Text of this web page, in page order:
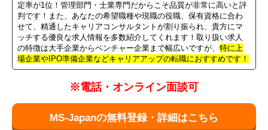
定率が1位！管理部門・士業専門だからこそ品質が非常に高いと評
判です！また、あなたの希望職種や現職の役職、保有資格に合わ
せて、精通したキャリアコンサルタントが割り振られ、貴方にマ
ッチする優良な求人情報を多数紹介してくれます！取り扱い求人
の特徴は大手企業からベンチャー企業まで幅広いですが、特に上
場企業やIPO準備企業などキャリアアップの転職におすすめです！
※電話・オンライン面談可
MS-Japanの無料登録・詳細はこちら